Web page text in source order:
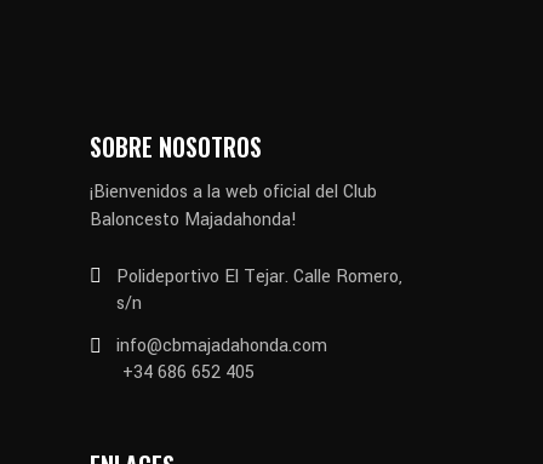
SOBRE NOSOTROS
¡Bienvenidos a la web oficial del Club
Baloncesto Majadahonda!
Polideportivo El Tejar. Calle Romero,
s/n
info@cbmajadahonda.com
+34 686 652 405